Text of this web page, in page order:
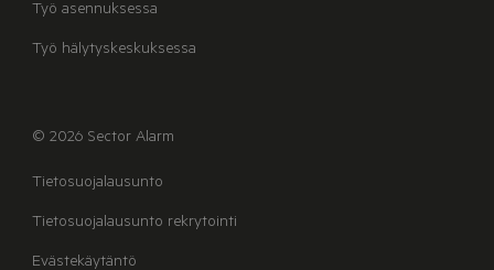
Työ asennuksessa
Työ hälytyskeskuksessa
© 2026 Sector Alarm
Tietosuojalausunto
Tietosuojalausunto rekrytointi
Evästekäytäntö